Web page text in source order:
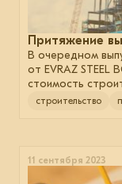
Притяжение
В очередном
от EVRAZ STEEL
стоимость
строительство
11 сентября 2023